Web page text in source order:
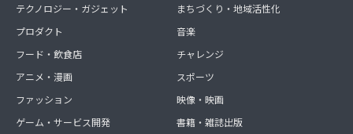
テクノロジー・ガジェット
プロダクト
フード・飲食店
アニメ・漫画
ファッション
ゲーム・サービス開発
まちづくり・地域活性化
音楽
チャレンジ
スポーツ
映像・映画
書籍・雑誌出版